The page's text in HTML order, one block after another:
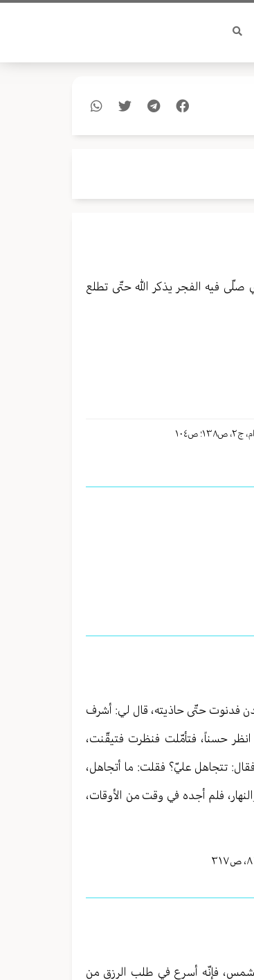
فيه الفجر يذكر الله حتّى تطلع
فدنوت حتّى حاذيته، قال لي: أشرف
حسناً، فتأمّلت فنظرت فتيقّنت،
تتجاهل عليّ؟ فقلت: ما أتجاهل،
فلم أجده في وقت من الأوقات،
، ص٣١٧
فإنّه أسرع في طلب الرزق من